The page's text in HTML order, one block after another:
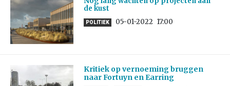
de kust
POLITIEK 05-01-2022 17:00
Kritiek op vernoeming bruggen
naar Fortuyn en Earring